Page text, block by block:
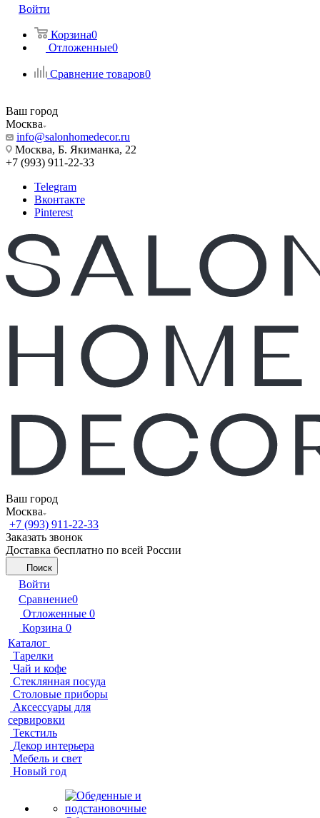
Войти
Корзина0
Отложенные0
Сравнение товаров0
Ваш город
Москва
info@salonhomedecor.ru
Москва, Б. Якиманка, 22
+7 (993) 911-22-33
Telegram
Вконтакте
Pinterest
Ваш город
Москва
+7 (993) 911-22-33
Заказать звонок
Доставка бесплатно по всей России
Поиск
Войти
Сравнение0
Отложенные 0
Корзина 0
Каталог
Тарелки
Чай и кофе
Стеклянная посуда
Столовые приборы
Аксессуары для
сервировки
Текстиль
Декор интерьера
Мебель и свет
Новый год